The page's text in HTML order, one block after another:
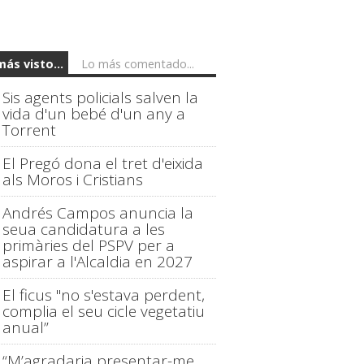
visto... Lo más comentado...
Sis agents policials salven la
vida d'un bebé d'un any a
Torrent
El Pregó dona el tret d'eixida
als Moros i Cristians
Andrés Campos anuncia la
seua candidatura a les
primàries del PSPV per a
aspirar a l'Alcaldia en 2027
El ficus "no s'estava perdent,
complia el seu cicle vegetatiu
anual”